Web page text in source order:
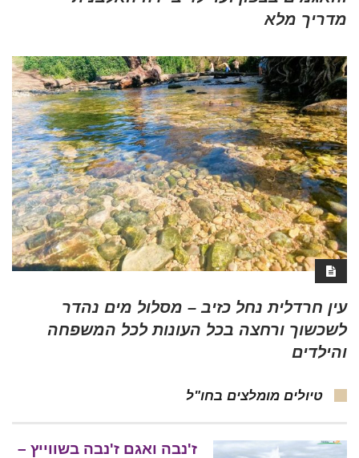
מדריך מלא
עין חרדלית נחל כזיב – מסלול מים נהדר
לשכשוך ורחצה בכל העונות לכל המשפחה
והילדים
טיולים מומלצים בחו"ל
ז'נבה ואגם ז'נבה בשווייץ –